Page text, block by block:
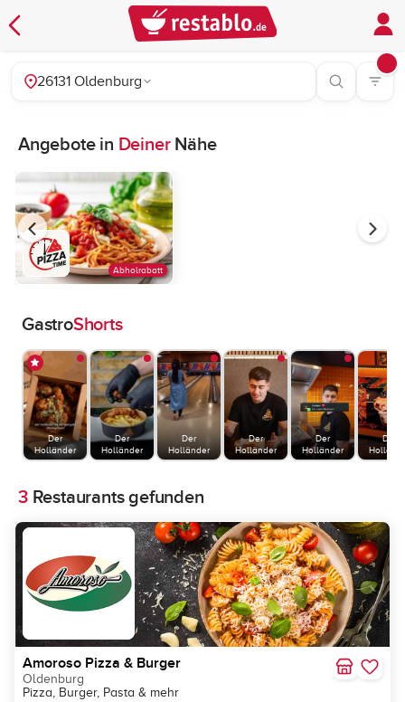
26131 Oldenburg
Angebote in DeinerNähe
Abholrabatt
GastroShorts
Der
Holländer
Der
Holländer
Der
Holländer
Der
Holländer
Der
Holländer
Der
3Restaurants gefunden
Amoroso Pizza & Burger
Oldenburg
Pizza, Burger, Pasta & mehr